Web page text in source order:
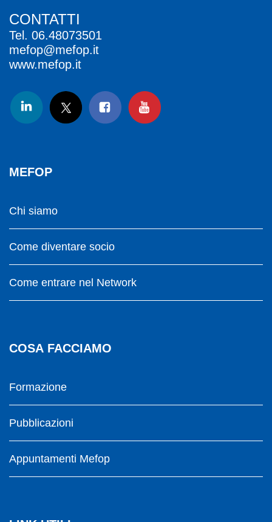
CONTATTI
Tel. 06.48073501
mefop@mefop.it
www.mefop.it
MEFOP
Chi siamo
Come diventare socio
Come entrare nel Network
COSA FACCIAMO
Formazione
Pubblicazioni
Appuntamenti Mefop